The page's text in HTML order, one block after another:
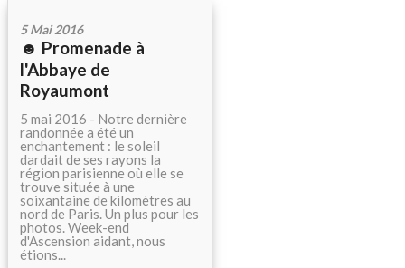
5 Mai 2016
☻ Promenade à
l'Abbaye de
Royaumont
5 mai 2016 - Notre dernière
randonnée a été un
enchantement : le soleil
dardait de ses rayons la
région parisienne où elle se
trouve située à une
soixantaine de kilomètres au
nord de Paris. Un plus pour les
photos. Week-end
d'Ascension aidant, nous
étions...